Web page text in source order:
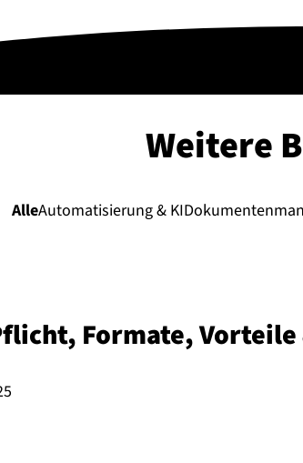
Weitere
AlleAutomatisierung & KI
Formate, Vorteile